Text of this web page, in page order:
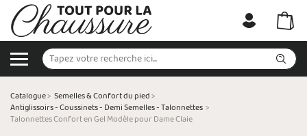
Catalogue> Semelles & Confort du pied>
Antiglissoirs - Coussinets - Demi Semelles - Talonnettes >
Talonnettes Confort en Gel Modèle pour Dame Claie